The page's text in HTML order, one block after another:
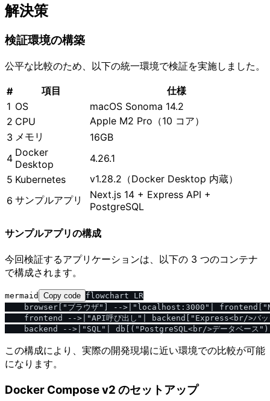
解決策
検証環境の構築
公平な比較のため、以下の統一環境で検証を実施しました。
# 項目
仕様
1 OS
macOS Sonoma 14.2
2 CPU
Apple M2 Pro（10 コア）
3 メモリ
16GB
4 Docker
Desktop
4.26.1
5 Kubernetes
v1.28.2（Docker Desktop 内蔵）
6 サンプルアプリ
Next.js 14 + Express API +
PostgreSQL
サンプルアプリの構成
今回検証するアプリケーションは、以下の 3 つのコンテナ
で構成されます。
mermaid Copy code flowchart LR
browser["ブラウザ"] -->|"localhost:3000"|
frontend -->|"API呼び出し"| backend["Express<br/>バッ
この構成により、実際の開発現場に近い環境での比較が可能
になります。
Docker Compose v2 のセットアップ